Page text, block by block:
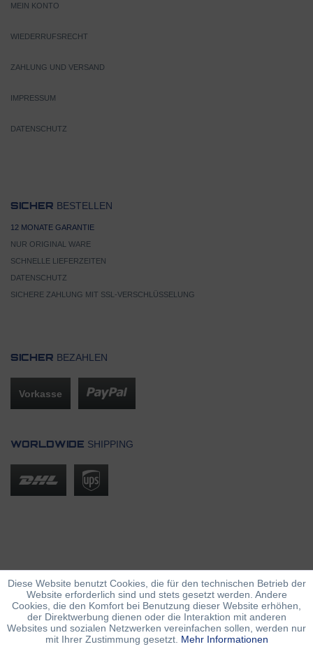
MEIN KONTO
WIEDERRUFSRECHT
ZAHLUNG UND VERSAND
IMPRESSUM
DATENSCHUTZ
SICHER BESTELLEN
12 MONATE GARANTIE
NUR ORIGINAL WARE
SCHNELLE LIEFERZEITEN
DATENSCHUTZ
SICHERE ZAHLUNG MIT SSL-VERSCHLÜSSELUNG
SICHER BEZAHLEN
Vorkasse
WORLDWIDE SHIPPING
Diese Website benutzt Cookies, die für den technischen Betrieb der
Website erforderlich sind und stets gesetzt werden. Andere
Cookies, die den Komfort bei Benutzung dieser Website erhöhen,
der Direktwerbung dienen oder die Interaktion mit anderen
Websites und sozialen Netzwerken vereinfachen sollen, werden nur
mit Ihrer Zustimmung gesetzt. Mehr Informationen